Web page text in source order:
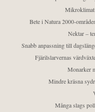
Mikroklimat
Bete i Natura 2000-
Nektar –
Snabb anpassning till
Fjärilslarvernas
Monarker
Mindre kräsna
Många slags